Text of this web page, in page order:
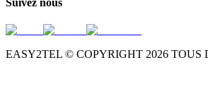
EASY2TEL © COPYRIGHT 2026 TOUS